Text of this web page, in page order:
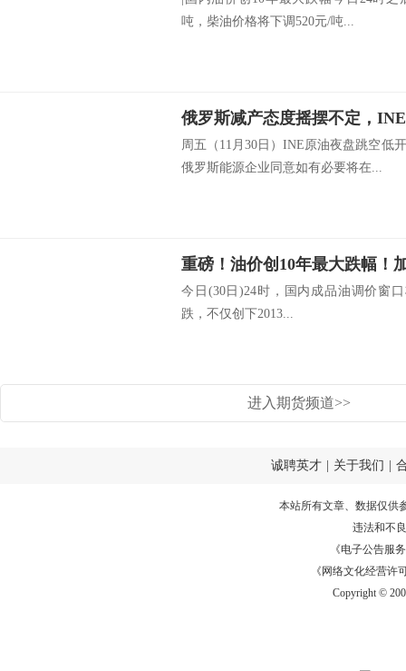
吨，柴油价格将下调520元/吨...
周五（11月30日）INE原油夜盘跳空低
俄罗斯能源企业同意如有必要将在...
重磅！油价创10年最大跌幅！
今日(30日)24时，国内成品油调价窗
跌，不仅创下2013...
进入期货频道>>
诚聘英才 关于我们
本站所有文章、数据仅供
违法和不
《电子公告服务
《网络文化经营许
Copyright ©